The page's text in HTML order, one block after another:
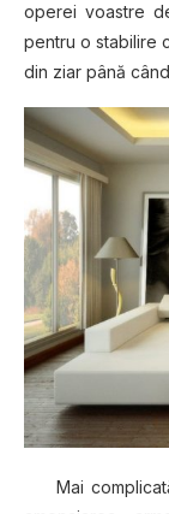
operei voastre
pentru o stabilire
din ziar până
Mai complicată